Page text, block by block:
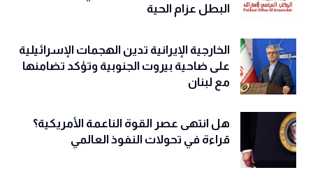
البطل عزام الحية
الخارجية الإيرانية تدين الهجمات الإسرائيلية
على ضاحية بيروت الجنوبية وتؤكد تضامنها
مع لبنان
هل انتهى عصر القوة الناعمة الأمريكية؟
قراءة في تحولات النفوذ العالمي